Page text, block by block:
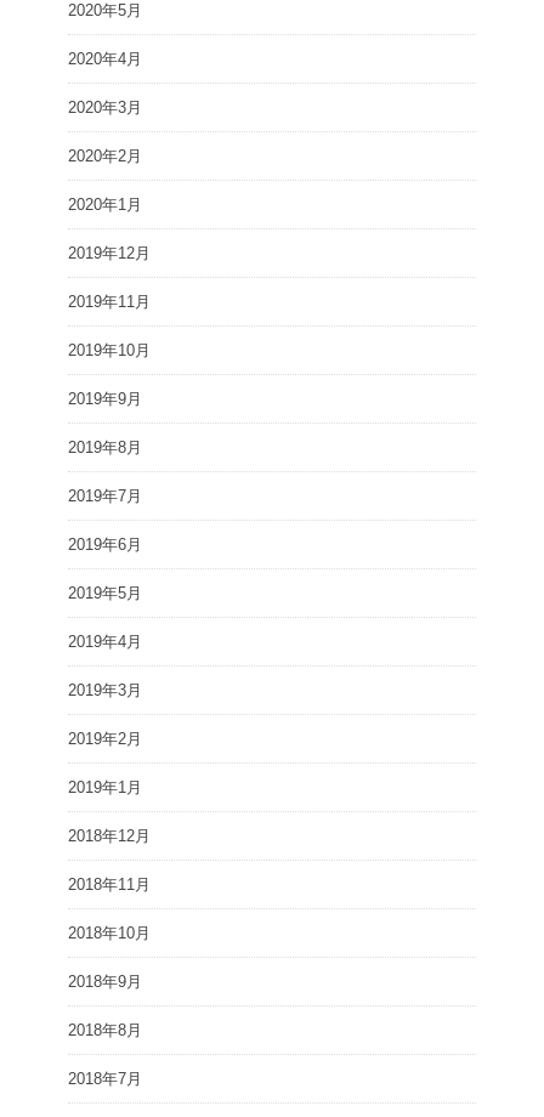
2020年5月
2020年4月
2020年3月
2020年2月
2020年1月
2019年12月
2019年11月
2019年10月
2019年9月
2019年8月
2019年7月
2019年6月
2019年5月
2019年4月
2019年3月
2019年2月
2019年1月
2018年12月
2018年11月
2018年10月
2018年9月
2018年8月
2018年7月